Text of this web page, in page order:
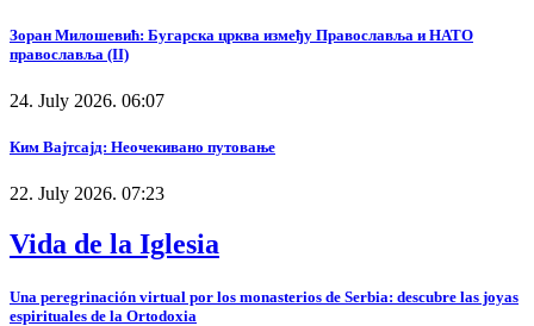
Зоран Милошевић: Бугарска црква између Православља и НАТО
православља (II)
24. July 2026. 06:07
Ким Вајтсајд: Неочекивано путовање
22. July 2026. 07:23
Vida de la Iglesia
Una peregrinación virtual por los monasterios de Serbia: descubre las joyas
espirituales de la Ortodoxia